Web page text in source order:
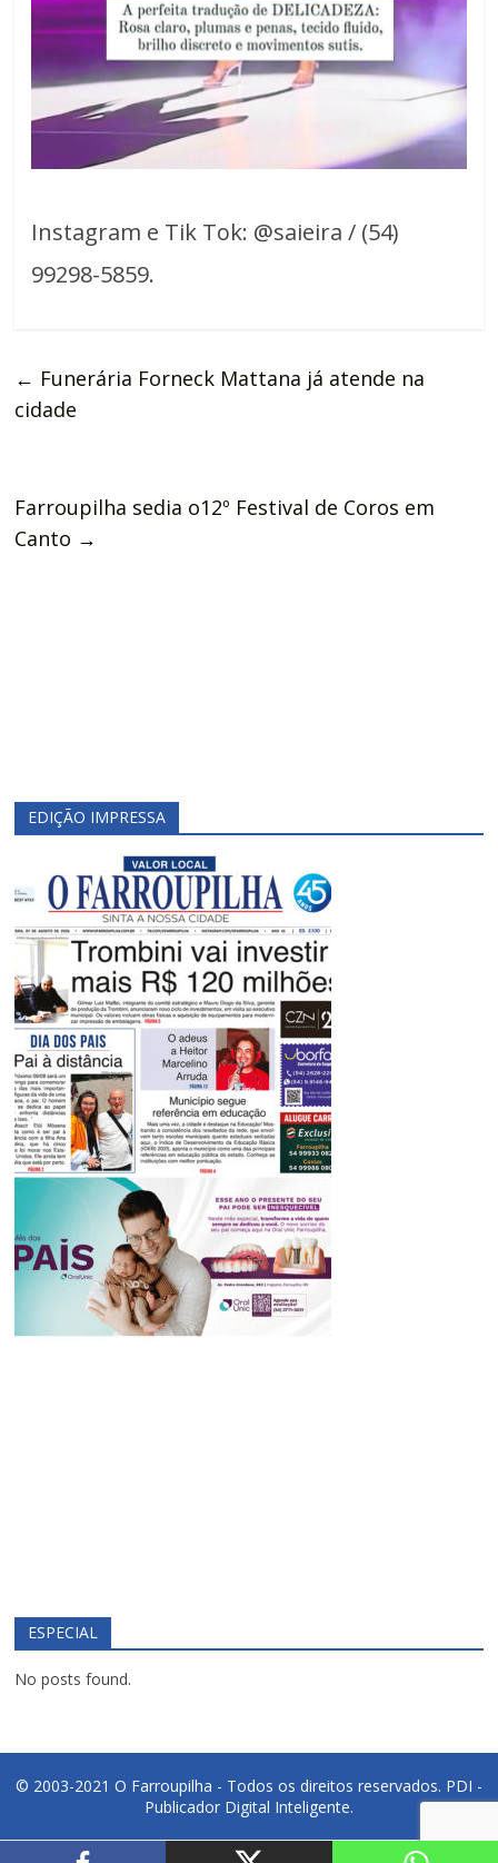
Instagram e Tik Tok: @saieira / (54)
99298-5859.
← Funerária Forneck Mattana já atende na
cidade
Farroupilha sedia o12º Festival de Coros em
Canto →
EDIÇÃO IMPRESSA
ESPECIAL
No posts found.
© 2003-2021 O Farroupilha - Todos os direitos reservados. PDI -
Publicador Digital Inteligente.